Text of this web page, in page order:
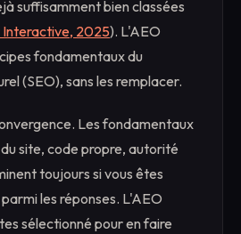
suffisamment bien classées
Interactive, 2025). L'AEO
fondamentaux du
(SEO), sans les remplacer.
Les fondamentaux
site, code propre, autorité
toujours si vous êtes
les réponses. L'AEO
sélectionné pour en faire